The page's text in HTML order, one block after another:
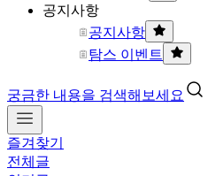
공지사항
공지사항
탐스 이벤트
궁금한 내용을 검색해보세요
즐겨찾기
전체글